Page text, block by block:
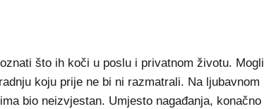
što ih koči u poslu i privatnom životu. Mogli
koju prije ne bi ni razmatrali. Na ljubavnom
bio neizvjestan. Umjesto nagađanja, konačno